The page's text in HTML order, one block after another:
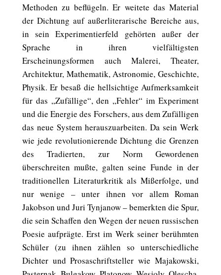
Methoden zu beflügeln. Er weitete das Material
der Dichtung auf außerliterarische Bereiche aus,
in sein Experimentierfeld gehörten außer der
Sprache in ihren vielfältigsten
Erscheinungsformen auch Malerei, Theater,
Architektur, Mathematik, Astronomie, Geschichte,
Physik. Er besaß die hellsichtige Aufmerksamkeit
für das „Zufällige“, den „Fehler“ im Experiment
und die Energie des Forschers, aus dem Zufälligen
das neue System herauszuarbeiten. Da sein Werk
wie jede revolutionierende Dichtung die Grenzen
des Tradierten, zur Norm Gewordenen
überschreiten mußte, galten seine Funde in der
traditionellen Literaturkritik als Mißerfolge, und
nur wenige – unter ihnen vor allem Roman
Jakobson und Juri Tynjanow – bemerkten die Spur,
die sein Schaffen den Wegen der neuen russischen
Poesie aufprägte. Erst im Werk seiner berühmten
Schüler (zu ihnen zählen so unterschiedliche
Dichter und Prosaschriftsteller wie Majakowski,